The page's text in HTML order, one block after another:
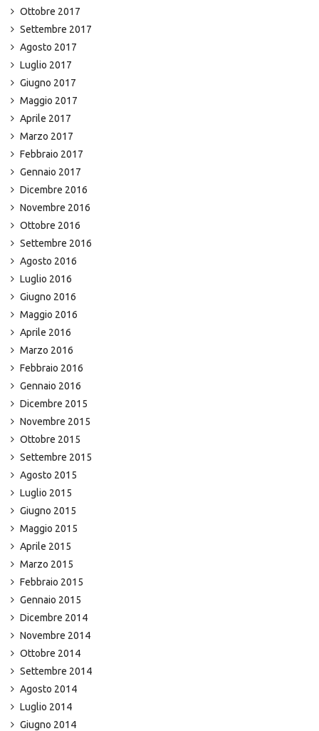
Ottobre 2017
Settembre 2017
Agosto 2017
Luglio 2017
Giugno 2017
Maggio 2017
Aprile 2017
Marzo 2017
Febbraio 2017
Gennaio 2017
Dicembre 2016
Novembre 2016
Ottobre 2016
Settembre 2016
Agosto 2016
Luglio 2016
Giugno 2016
Maggio 2016
Aprile 2016
Marzo 2016
Febbraio 2016
Gennaio 2016
Dicembre 2015
Novembre 2015
Ottobre 2015
Settembre 2015
Agosto 2015
Luglio 2015
Giugno 2015
Maggio 2015
Aprile 2015
Marzo 2015
Febbraio 2015
Gennaio 2015
Dicembre 2014
Novembre 2014
Ottobre 2014
Settembre 2014
Agosto 2014
Luglio 2014
Giugno 2014